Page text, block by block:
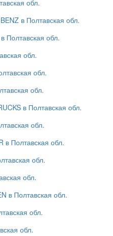
обл.
в Полтавская обл.
Полтавская обл.
обл.
обл.
обл.
в Полтавская обл.
обл.
в Полтавская обл.
обл.
обл.
в Полтавская обл.
обл.
обл.